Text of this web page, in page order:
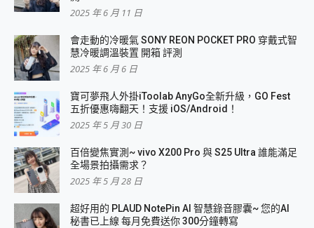
2025 年 6 月 11 日
會走動的冷暖氣 SONY REON POCKET PRO 穿戴式智
慧冷暖調溫裝置 開箱 評測
2025 年 6 月 6 日
寶可夢飛人外掛iToolab AnyGo全新升級，GO Fest
五折優惠嗨翻天！支援 iOS/Android！
2025 年 5 月 30 日
百倍變焦實測~ vivo X200 Pro 與 S25 Ultra 誰能滿足
全場景拍攝需求？
2025 年 5 月 28 日
超好用的 PLAUD NotePin AI 智慧錄音膠囊~ 您的AI
秘書已上線 每月免費送你 300分鐘轉寫